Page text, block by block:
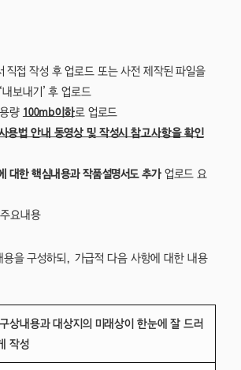
직접 작성 후 업로드 또는 사전 제작된 파일을
보내기’ 후 업로드
량 100mb이하로 업로드
용법 안내 동영상 및 작성시 참고사항을 확인
대한 핵심내용과 작품설명서도 추가업로드 요
요내용
용을 구성하되, 가급적 다음 사항에 대한 내용
상내용과 대상지의 미래상이 한눈에 잘 드러
작성